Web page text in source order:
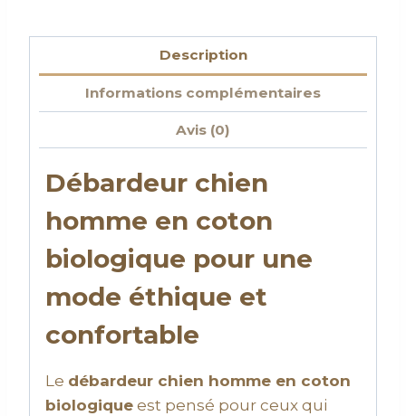
Description
Informations complémentaires
Avis (0)
Débardeur chien
homme en coton
biologique pour une
mode éthique et
confortable
Le débardeur chien homme en coton
biologique est pensé pour ceux qui